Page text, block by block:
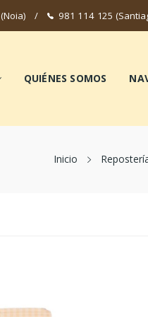
(Noia) / 981 114 125
QUIÉNES SOMOS
Inicio